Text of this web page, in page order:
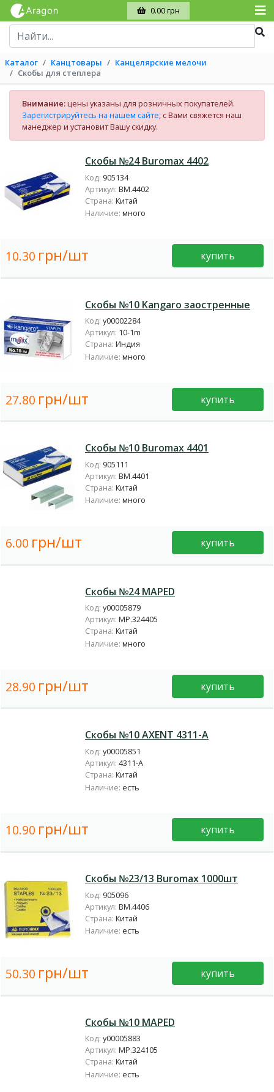
0.00 грн
Каталог Канцтовары
Канцелярские мелочи
Скобы для степлера
Внимание:цены указаны для розничных покупателей.
Зарегистрируйтесь на нашем сайте, с Вами свяжется наш
манеджер и установит Вашу скидку.
Скобы №24 Buromax 4402
Код: 905134
Артикул: BM.4402
Страна: Китай
Наличие: много
10.30 грн/шт купить
Скобы №10 Kangaro заостренные
Код: у00002284
Артикул: 10-1m
Страна: Индия
Наличие: много
27.80 грн/шт купить
Скобы №10 Buromax 4401
Код: 905111
Артикул: BM.4401
Страна: Китай
Наличие: много
6.00 грн/шт купить
Скобы №24 MAPED
Код: у00005879
Артикул: MP.324405
Страна: Китай
Наличие: много
28.90 грн/шт купить
Скобы №10 AXENT 4311-A
Код: у00005851
Артикул: 4311-A
Страна: Китай
Наличие: есть
10.90 грн/шт купить
Скобы №23/13 Buromax 1000шт
Код: 905096
Артикул: BM.4406
Страна: Китай
Наличие: есть
50.30 грн/шт купить
Скобы №10 MAPED
Код: у00005883
Артикул: MP.324105
Страна: Китай
Наличие: есть